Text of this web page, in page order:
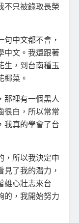
不只被錄取長榮
中文都不會，
中文。我還跟著
生，到台南種玉
椰菜。
那裡有一個黑人
很白，所以常常
我真的學會了台
，所以我決定申
了我的潛力，
雄心壯志來台
的，我開始努力